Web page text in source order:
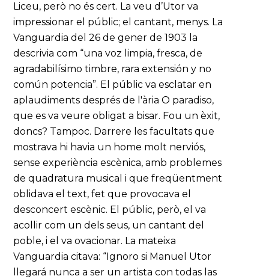
Liceu, però no és cert. La veu d’Utor va
impressionar el públic; el cantant, menys. La
Vanguardia del 26 de gener de 1903 la
descrivia com “una voz limpia, fresca, de
agradabilísimo timbre, rara extensión y no
común potencia”. El públic va esclatar en
aplaudiments després de l'ària O paradiso,
que es va veure obligat a bisar. Fou un èxit,
doncs? Tampoc. Darrere les facultats que
mostrava hi havia un home molt nerviós,
sense experiència escènica, amb problemes
de quadratura musical i que freqüentment
oblidava el text, fet que provocava el
desconcert escènic. El públic, però, el va
acollir com un dels seus, un cantant del
poble, i el va ovacionar. La mateixa
Vanguardia citava: “Ignoro si Manuel Utor
llegará nunca a ser un artista con todas las